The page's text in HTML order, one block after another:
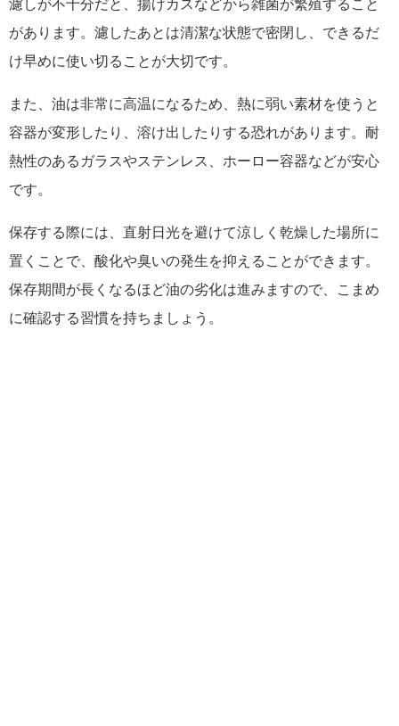
濾しが不十分だと、揚げカスなどから雑菌が繁殖すること
があります。濾したあとは清潔な状態で密閉し、できるだ
け早めに使い切ることが大切です。
また、油は非常に高温になるため、熱に弱い素材を使うと
容器が変形したり、溶け出したりする恐れがあります。耐
熱性のあるガラスやステンレス、ホーロー容器などが安心
です。
保存する際には、直射日光を避けて涼しく乾燥した場所に
置くことで、酸化や臭いの発生を抑えることができます。
保存期間が長くなるほど油の劣化は進みますので、こまめ
に確認する習慣を持ちましょう。